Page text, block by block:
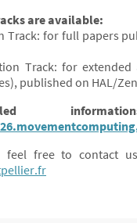
are available:
for full papers
Track: for extended
published on HAL/
feel free to contact